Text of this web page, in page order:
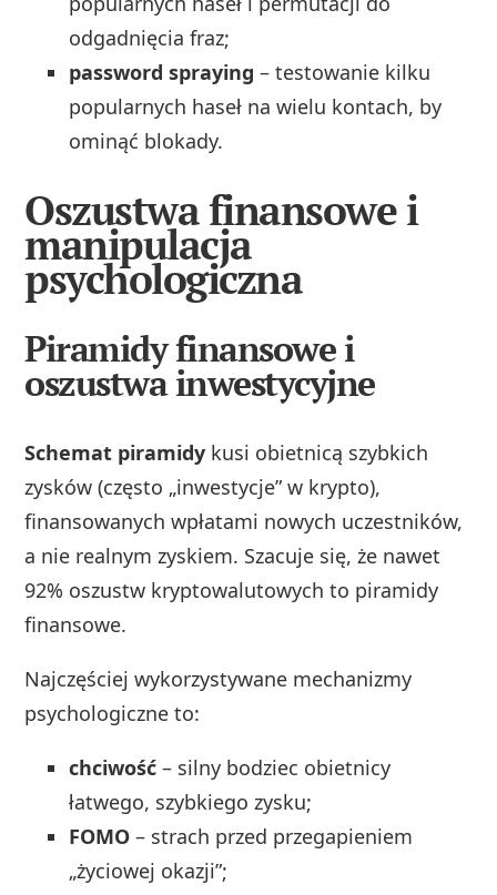
odgadnięcia fraz;
password spraying – testowanie kilku
popularnych haseł na wielu kontach, by
ominąć blokady.
Oszustwa finansowe i
manipulacja
psychologiczna
Piramidy finansowe i
oszustwa inwestycyjne
Schemat piramidy kusi obietnicą szybkich
zysków (często „inwestycje” w krypto),
finansowanych wpłatami nowych uczestników,
a nie realnym zyskiem. Szacuje się, że nawet
92% oszustw kryptowalutowych to piramidy
finansowe.
Najczęściej wykorzystywane mechanizmy
psychologiczne to:
chciwość – silny bodziec obietnicy
łatwego, szybkiego zysku;
FOMO – strach przed przegapieniem
„życiowej okazji”;